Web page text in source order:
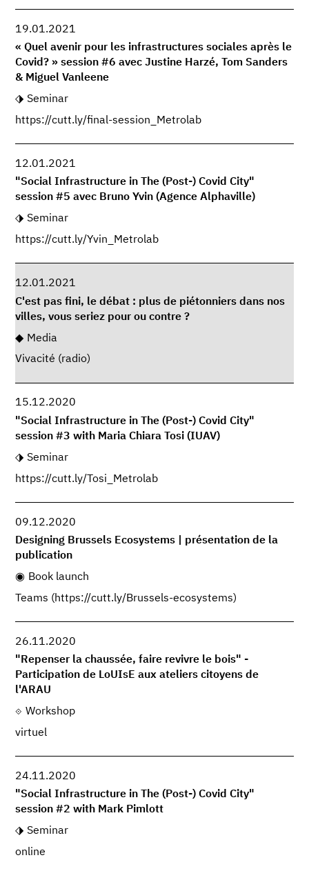
19.01.2021
« Quel avenir pour les infrastructures sociales après le
Covid? » session #6 avec Justine Harzé, Tom Sanders
& Miguel Vanleene
Seminar
https://cutt.ly/final-session_Metrolab
12.01.2021
"Social Infrastructure in The (Post-) Covid City"
session #5 avec Bruno Yvin (Agence Alphaville)
Seminar
https://cutt.ly/Yvin_Metrolab
12.01.2021
C'est pas fini, le débat : plus de piétonniers dans nos
villes, vous seriez pour ou contre ?
Media
Vivacité (radio)
15.12.2020
"Social Infrastructure in The (Post-) Covid City"
session #3 with Maria Chiara Tosi (IUAV)
Seminar
https://cutt.ly/Tosi_Metrolab
09.12.2020
Designing Brussels Ecosystems | présentation de la
publication
Book launch
Teams (https://cutt.ly/Brussels-ecosystems)
26.11.2020
"Repenser la chaussée, faire revivre le bois" -
Participation de LoUIsE aux ateliers citoyens de
l'ARAU
Workshop
virtuel
24.11.2020
"Social Infrastructure in The (Post-) Covid City"
session #2 with Mark Pimlott
Seminar
online